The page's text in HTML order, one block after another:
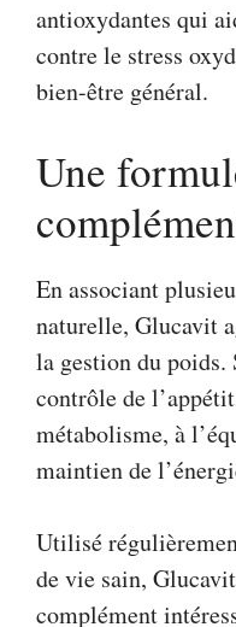
antioxydantes qui
contre le stress
bien-être général.
Une
En associant
naturelle, Glucavit
la gestion du
contrôle de
métabolisme, à
maintien de
Utilisé
de vie sain,
complément